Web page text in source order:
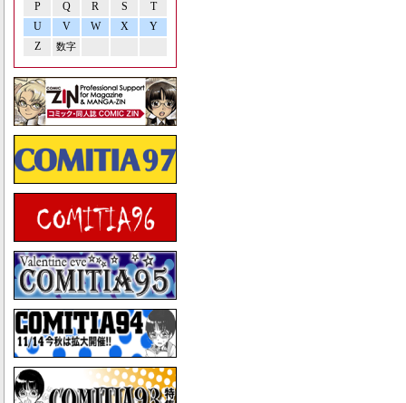
P Q R S
T
U
V W X
Y
Z
数字